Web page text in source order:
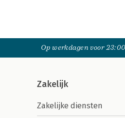
Op werkdagen voor
Zakelijk
Zakelijke diensten